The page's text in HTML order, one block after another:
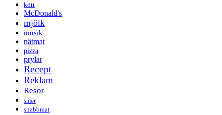
kött
McDonald's
mjölk
musik
nätmat
pizza
prylar
Recept
Reklam
Resor
smör
snabbmat